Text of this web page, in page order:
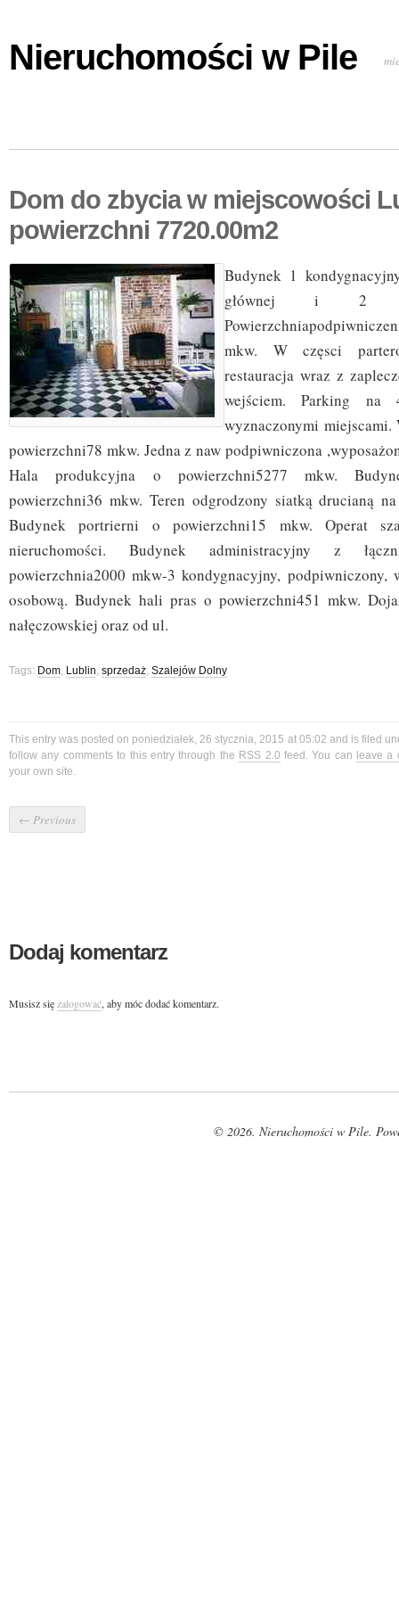
Nieruchomości w Pile
Dom do zbycia w miejscowości
powierzchni 7720.00m2
Budynek 1
głównej i 2
mkw. W częsci
restauracja wraz z
wejściem. Parking na
wyznaczonymi miejscami.
powierzchni78 mkw. Jedna z naw podpiwniczona
Hala produkcyjna o powierzchni5277 mkw.
powierzchni36 mkw. Teren odgrodzony siatką drucianą na
Budynek portrierni o powierzchni15 mkw. Operat
nieruchomości. Budynek administracyjny z
powierzchnia2000 mkw-3 kondygnacyjny, podpiwniczony,
osobową. Budynek hali pras o powierzchni451 mkw.
nałęczowskiej oraz od ul.
Tags: Dom, Lublin, sprzedaż, Szalejów Dolny
This entry was posted on poniedziałek, 26 stycznia, 2015 at 05:02 and is filed
follow any comments to this entry through the RSS 2.0 feed. You can leave a
your own site.
← Previous
Dodaj komentarz
Musisz sięzalogować, aby móc dodać komentarz.
© 2026. Nieruchomości w Pile.